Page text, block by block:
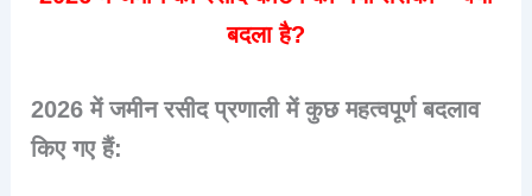
बदला है?
2026 में जमीन रसीद प्रणाली में कुछ महत्वपूर्ण बदलाव
किए गए हैं: